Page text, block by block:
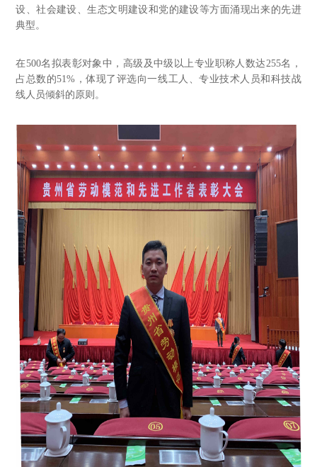
设、社会建设、生态文明建设和党的建设等方面涌现出来的先进
典型。
在500名拟表彰对象中，高级及中级以上专业职称人数达255名，
占总数的51%，体现了评选向一线工人、专业技术人员和科技战
线人员倾斜的原则。